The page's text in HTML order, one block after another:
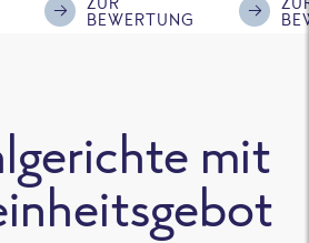
BEWERTUNG
'großen
Paprika
gern.
mit